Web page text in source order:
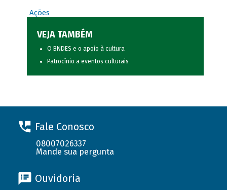
Ações
VEJA TAMBÉM
O BNDES e o apoio à cultura
Patrocínio a eventos culturais
Fale Conosco
08007026337
Mande sua pergunta
Ouvidoria